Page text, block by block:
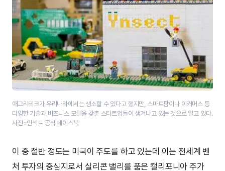
애그리테크가 우리나라에서는 생소할 수 있다고 했지만, 스마트팜이나 이커머스 등
다양한 기술과 비즈니스 모델을 갖춘 스타트업들이 생겨나고 있는 것으로 알고 있다.
사진=인섹트 공식 페이스북
이 중 절반 정도는 미국이 주도를 하고 있는데 이는 전세계 벤
처 투자의 중심지로서 실리콘 밸리를 품은 캘리포니아 주가